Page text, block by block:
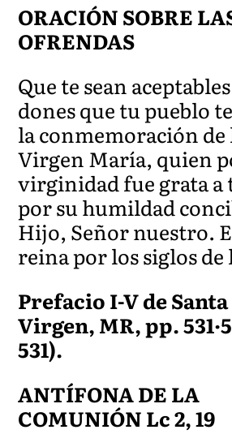
ORACIÓN SOBRE
OFRENDAS
Que te sean
dones que tu pueblo
la conmemoración
Virgen María, quien
virginidad fue grata a
por su humildad
Hijo, Señor nuestro.
reina por los siglos de
Prefacio I-V de
Virgen, MR, pp.
531).
ANTÍFONA DE LA
COMUNIÓN Lc 2, 19